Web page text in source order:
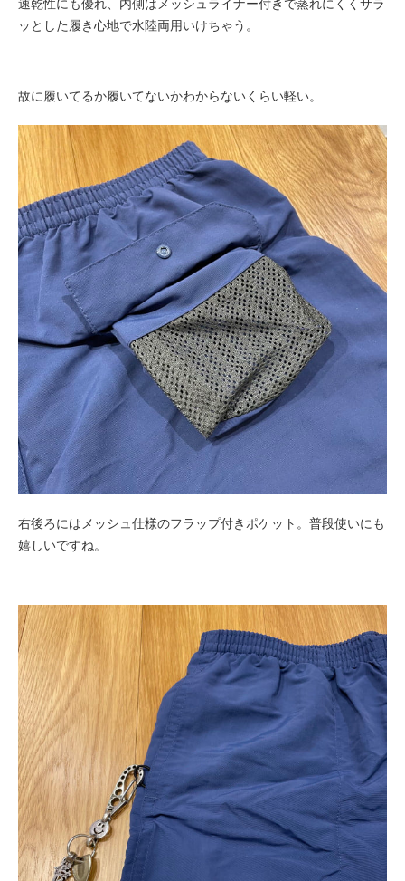
速乾性にも優れ、内側はメッシュライナー付きで蒸れにくくサラ
ッとした履き心地で水陸両用いけちゃう。
故に履いてるか履いてないかわからないくらい軽い。
右後ろにはメッシュ仕様のフラップ付きポケット。普段使いにも
嬉しいですね。